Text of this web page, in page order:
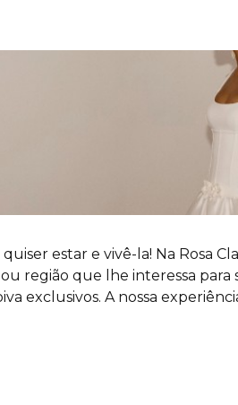
estar e vivê-la! Na Rosa
região que lhe interessa para
exclusivos. A nossa